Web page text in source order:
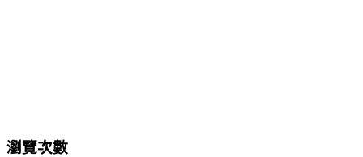
瀏覽次數